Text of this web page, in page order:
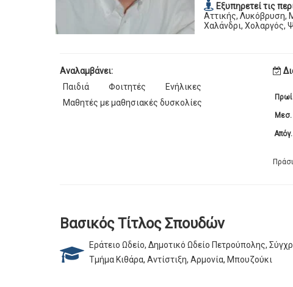
Εξυπηρετεί τις
Αττικής, Λυκόβρυση,
Χαλάνδρι, Χολαργός,
Αναλαμβάνει:
Παιδιά
Φοιτητές
Ενήλικες
Μαθητές με μαθησιακές δυσκολίες
Πρωί
Μεσ.
Απόγ.
Βασικός Τίτλος Σπουδών
Εράτειο Ωδείο, Δημοτικό Ωδείο Πετρούπολης,
Τμήμα Κιθάρα, Αντίστιξη, Αρμονία, Μπουζούκι